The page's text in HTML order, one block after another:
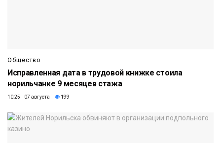
Общество
Исправленная дата в трудовой книжке стоила
норильчанке 9 месяцев стажа
10:25 07 августа 199